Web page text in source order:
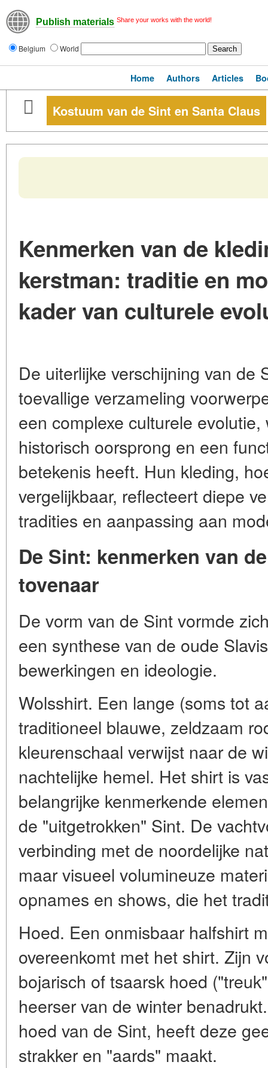
Publish materials Share your works with the world!
Belgium World
Home Authors Articles
Kostuum van de Sint en Santa Claus
Kenmerken van de
kerstman: traditie en
kader van culturele
De uiterlijke verschijning van de
toevallige verzameling
een complexe culturele
historisch oorsprong en een
betekenis heeft. Hun kleding,
vergelijkbaar, reflecteert diepe
tradities en aanpassing aan
De Sint: kenmerken van
tovenaar
De vorm van de Sint vormde
een synthese van de oude
bewerkingen en ideologie.
Wolsshirt. Een lange (soms tot
traditioneel blauwe, zeldzaam
kleurenschaal verwijst naar de
nachtelijke hemel. Het shirt is
belangrijke kenmerkende
de "uitgetrokken" Sint. De
verbinding met de noordelijke
maar visueel volumineuze
opnames en shows, die het
Hoed. Een onmisbaar halfshirt
overeenkomt met het shirt. Zijn
bojarisch of tsaarsk hoed
heerser van de winter
hoed van de Sint, heeft deze
strakker en "aards" maakt.